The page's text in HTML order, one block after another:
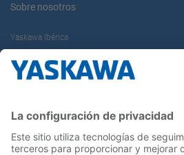
Sobre nosotros
Yaskawa Ibérica
Contacto